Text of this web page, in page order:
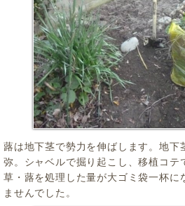
蕗は地下茎で勢力を伸ばします。地下
弥。シャベルで掘り起こし、移植コテ
草・蕗を処理した量が大ゴミ袋一杯に
ませんでした。